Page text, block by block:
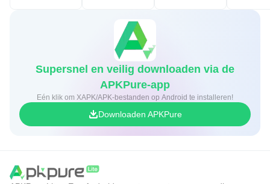
Supersnel en veilig downloaden via de
APKPure-app
Eén klik om XAPK/APK-bestanden op Android te installeren!
Downloaden APKPure